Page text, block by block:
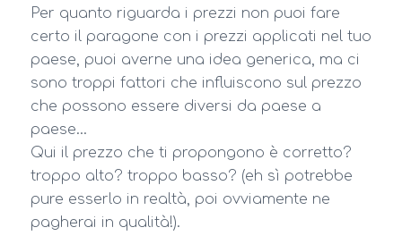
Per quanto riguarda i prezzi non puoi fare
certo il paragone con i prezzi applicati nel tuo
paese, puoi averne una idea generica, ma ci
sono troppi fattori che influiscono sul prezzo
che possono essere diversi da paese a
paese…
Qui il prezzo che ti propongono è corretto?
troppo alto? troppo basso? (eh sì potrebbe
pure esserlo in realtà, poi ovviamente ne
pagherai in qualità!).